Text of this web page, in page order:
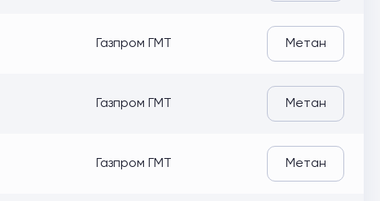
Газпром ГМТ Метан
Газпром ГМТ Метан
Газпром ГМТ Метан